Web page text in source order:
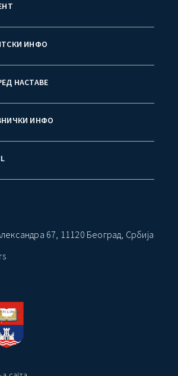
ИНФО
НАСТАВЕ
ИНФО
67, 11120 Београд, Србија